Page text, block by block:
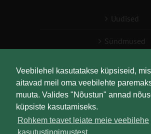
Veebilehel kasutatakse küpsiseid, mis
aitavad meil oma veebilehte
muuta. Valides "Nõustun" annad
küpsiste kasutamiseks.
Rohkem teavet leiate meie veebilehe
Uudised
Sündmused
Teabesalv
Liitu uudiskirjaga